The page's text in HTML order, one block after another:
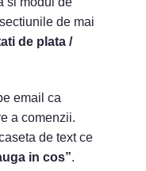
de mai
de plata /
email ca
a comenzii.
de text ce
in cos”.